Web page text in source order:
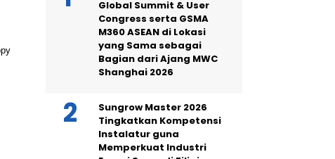
Global Summit & User
Congress serta GSMA
M360 ASEAN di Lokasi
yang Sama sebagai
Bagian dari Ajang MWC
Shanghai 2026
Sungrow Master 2026
Tingkatkan Kompetensi
Instalatur guna
Memperkuat Industri